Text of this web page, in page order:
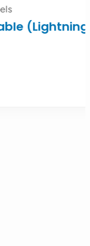
(Lightning